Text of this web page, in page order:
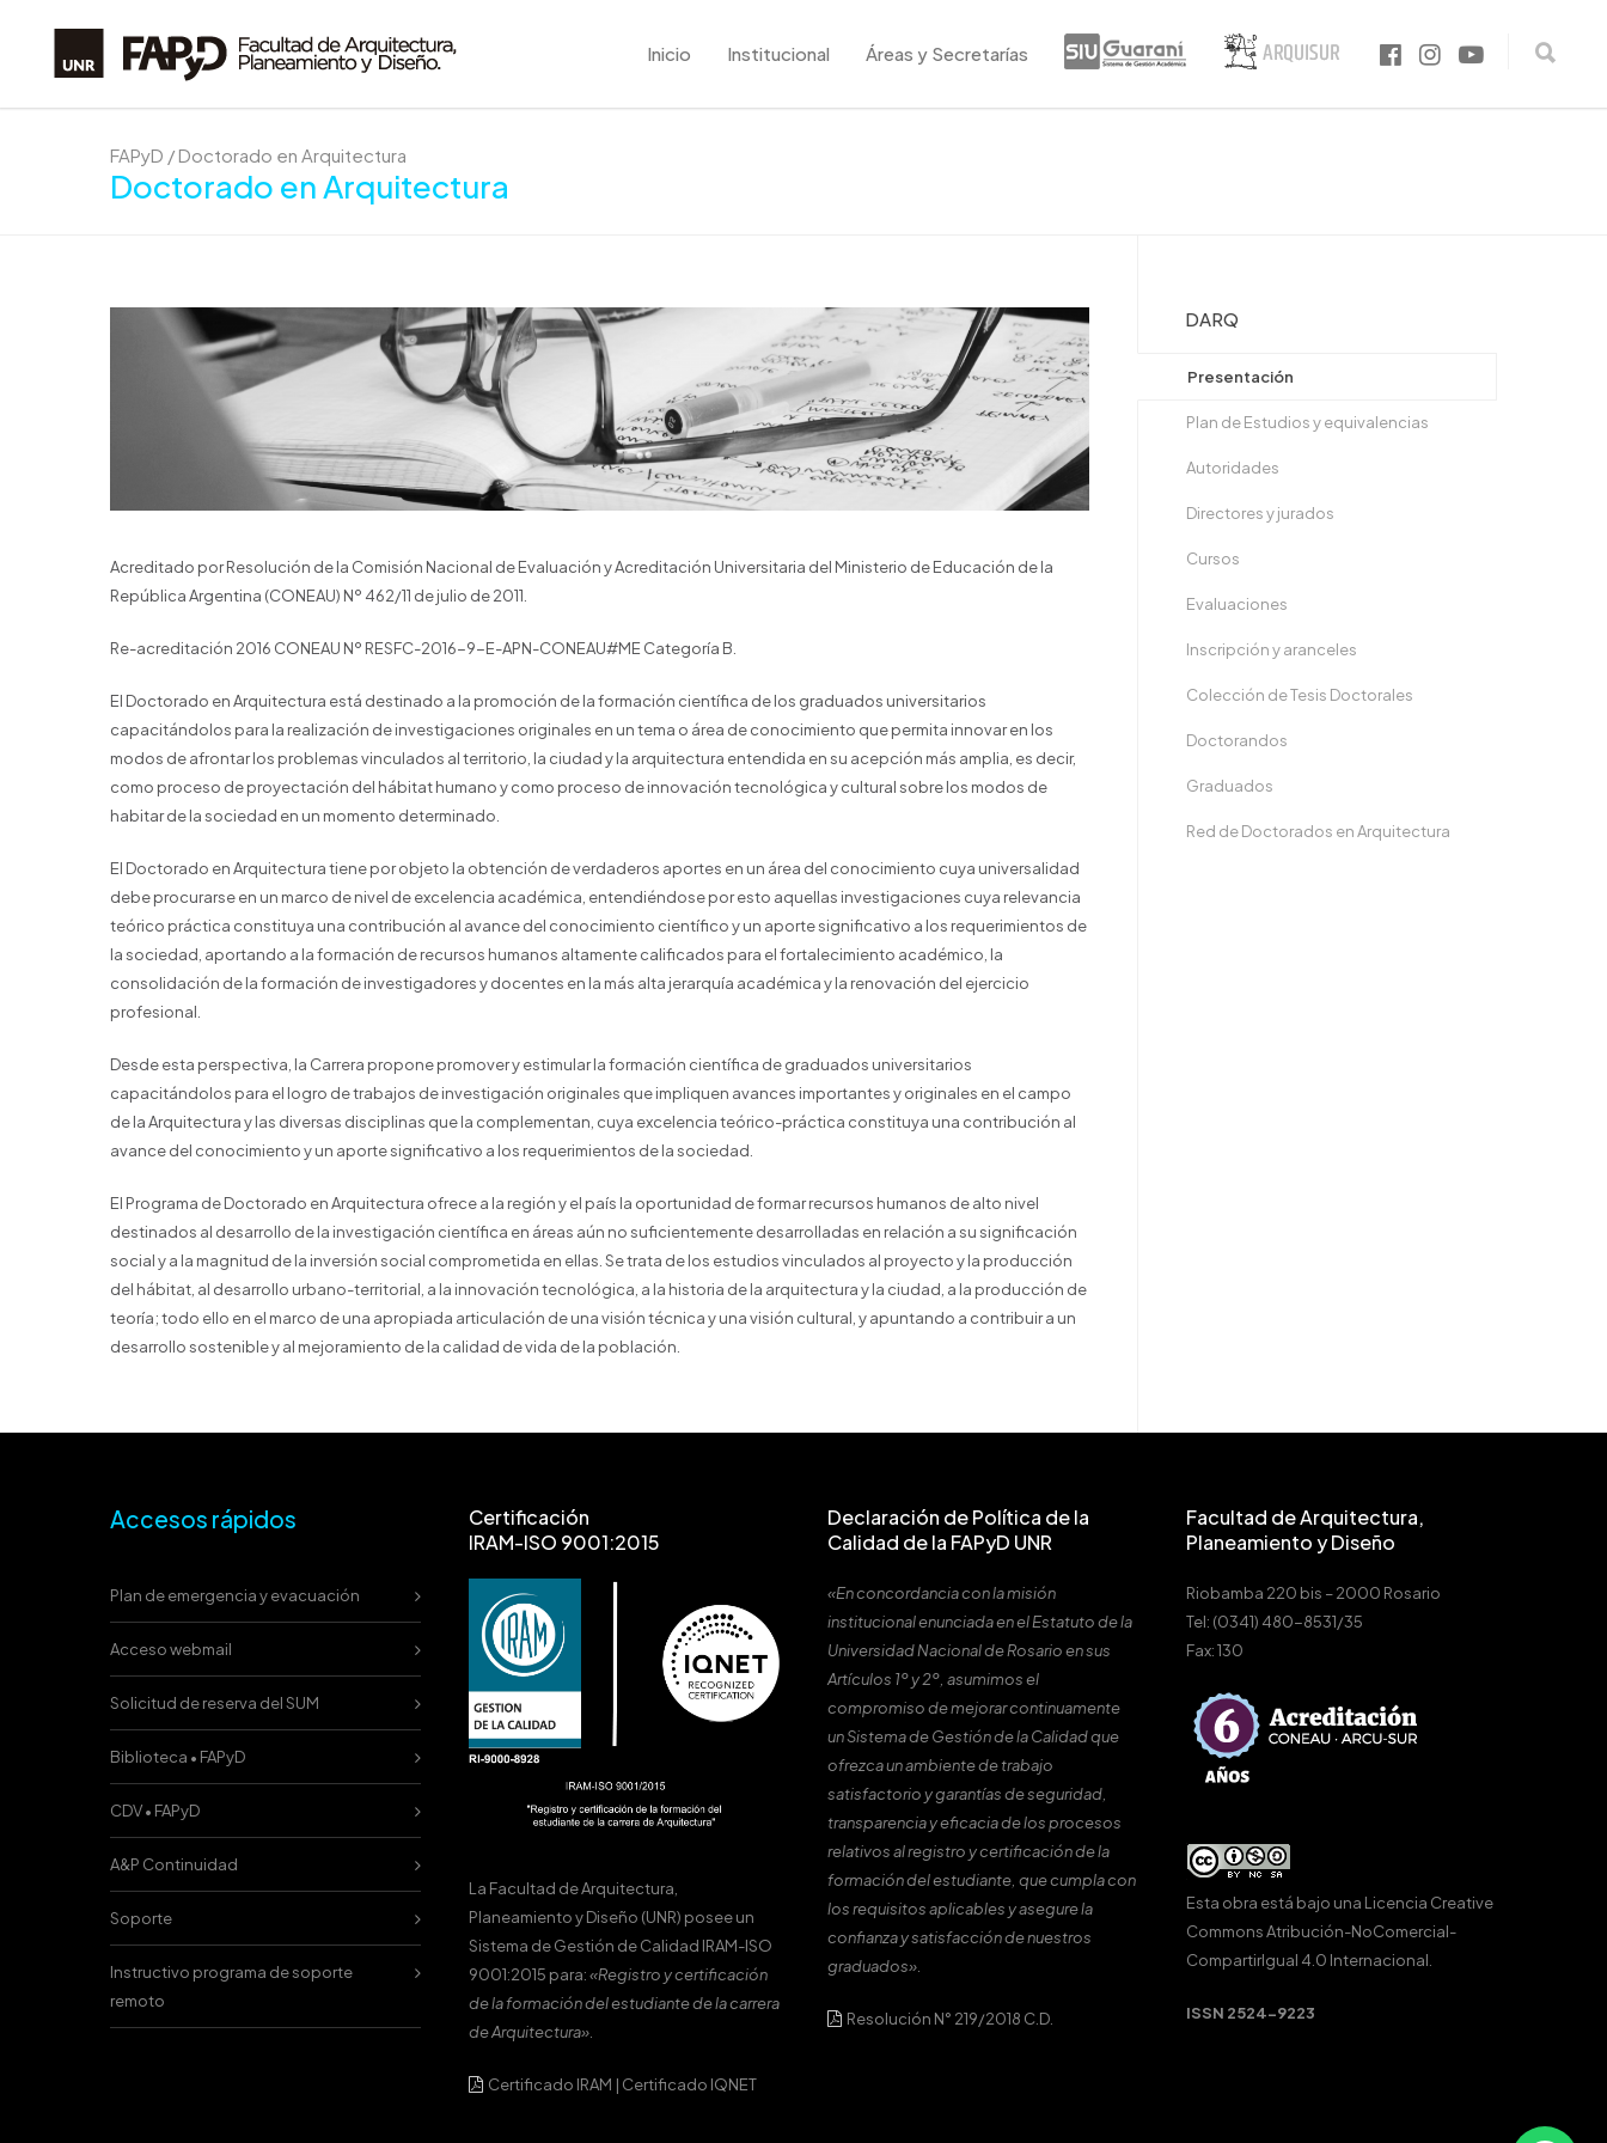
Inicio Institucional Áreas y Secretarías
FAPyD / Doctorado en Arquitectura
Doctorado en Arquitectura
Acreditado por Resolución de la Comisión Nacional de Evaluación y Acreditación Universitaria del Ministerio de Educación de la
República Argentina (CONEAU) Nº 462/11 de julio de 2011.
Re-acreditación 2016 CONEAU Nº RESFC-2016-9-E-APN-CONEAU#ME Categoría B.
El Doctorado en Arquitectura está destinado a la promoción de la formación científica de los graduados universitarios
capacitándolos para la realización de investigaciones originales en un tema o área de conocimiento que permita innovar en los
modos de afrontar los problemas vinculados al territorio, la ciudad y la arquitectura entendida en su acepción más amplia, es decir,
como proceso de proyectación del hábitat humano y como proceso de innovación tecnológica y cultural sobre los modos de
habitar de la sociedad en un momento determinado.
El Doctorado en Arquitectura tiene por objeto la obtención de verdaderos aportes en un área del conocimiento cuya universalidad
debe procurarse en un marco de nivel de excelencia académica, entendiéndose por esto aquellas investigaciones cuya relevancia
teórico práctica constituya una contribución al avance del conocimiento científico y un aporte significativo a los requerimientos de
la sociedad, aportando a la formación de recursos humanos altamente calificados para el fortalecimiento académico, la
consolidación de la formación de investigadores y docentes en la más alta jerarquía académica y la renovación del ejercicio
profesional.
Desde esta perspectiva, la Carrera propone promover y estimular la formación científica de graduados universitarios
capacitándolos para el logro de trabajos de investigación originales que impliquen avances importantes y originales en el campo
de la Arquitectura y las diversas disciplinas que la complementan, cuya excelencia teórico-práctica constituya una contribución al
avance del conocimiento y un aporte significativo a los requerimientos de la sociedad.
El Programa de Doctorado en Arquitectura ofrece a la región y el país la oportunidad de formar recursos humanos de alto nivel
destinados al desarrollo de la investigación científica en áreas aún no suficientemente desarrolladas en relación a su significación
social y a la magnitud de la inversión social comprometida en ellas. Se trata de los estudios vinculados al proyecto y la producción
del hábitat, al desarrollo urbano-territorial, a la innovación tecnológica, a la historia de la arquitectura y la ciudad, a la producción de
teoría; todo ello en el marco de una apropiada articulación de una visión técnica y una visión cultural, y apuntando a contribuir a un
desarrollo sostenible y al mejoramiento de la calidad de vida de la población.
DARQ
Presentación
Plan de Estudios y equivalencias
Autoridades
Directores y jurados
Cursos
Evaluaciones
Inscripción y aranceles
Colección de Tesis Doctorales
Doctorandos
Graduados
Red de Doctorados en Arquitectura
Accesos rápidos
Plan de emergencia y evacuación
Acceso webmail
Solicitud de reserva del SUM
Biblioteca • FAPyD
CDV • FAPyD
A&P Continuidad
Soporte
Instructivo programa de soporte
remoto
Certificación
IRAM-ISO 9001:2015
La Facultad de Arquitectura,
Planeamiento y Diseño (UNR) posee un
Sistema de Gestión de Calidad IRAM-ISO
9001:2015 para:«Registro y certificación
de la formación del estudiante de la carrera
de Arquitectura».
Certificado IRAM | Certificado IQNET
Declaración de Política de la
Calidad de la FAPyD UNR
«En concordancia con la misión
institucional enunciada en el Estatuto de la
Universidad Nacional de Rosario en sus
Artículos 1º y 2º, asumimos el
compromiso de mejorar continuamente
un Sistema de Gestión de la Calidad que
ofrezca un ambiente de trabajo
satisfactorio y garantías de seguridad,
transparencia y eficacia de los procesos
relativos al registro y certificación de la
formación del estudiante, que cumpla con
los requisitos aplicables y asegure la
confianza y satisfacción de nuestros
graduados».
Resolución N° 219/2018 C.D.
Facultad de Arquitectura,
Planeamiento y Diseño
Riobamba 220 bis – 2000 Rosario
Tel: (0341) 480-8531/35
Fax: 130
Esta obra está bajo una Licencia Creative
Commons Atribución-NoComercial-
CompartirIgual 4.0 Internacional
ISSN 2524-9223